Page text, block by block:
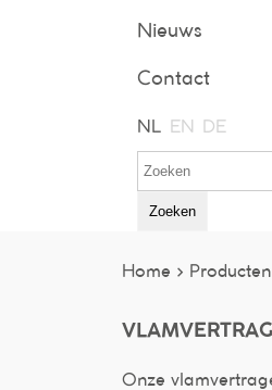
Nieuws
Contact
NL EN DE
Zoeken
Home > Producten
Onze